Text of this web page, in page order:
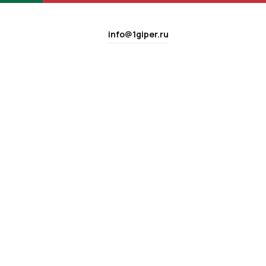
info@1giper.ru